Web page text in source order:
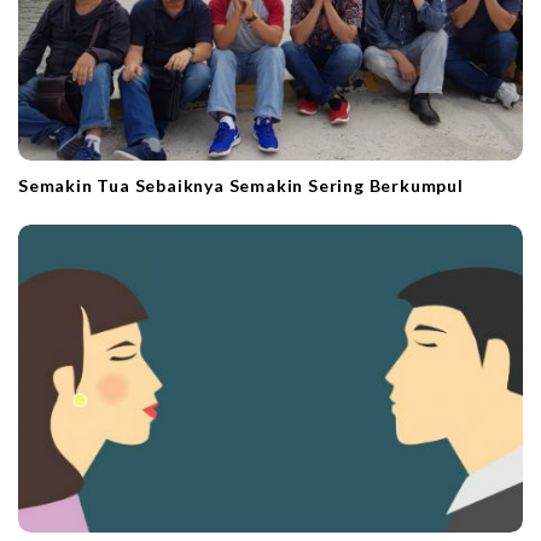
Semakin Tua Sebaiknya Semakin Sering Berkumpul